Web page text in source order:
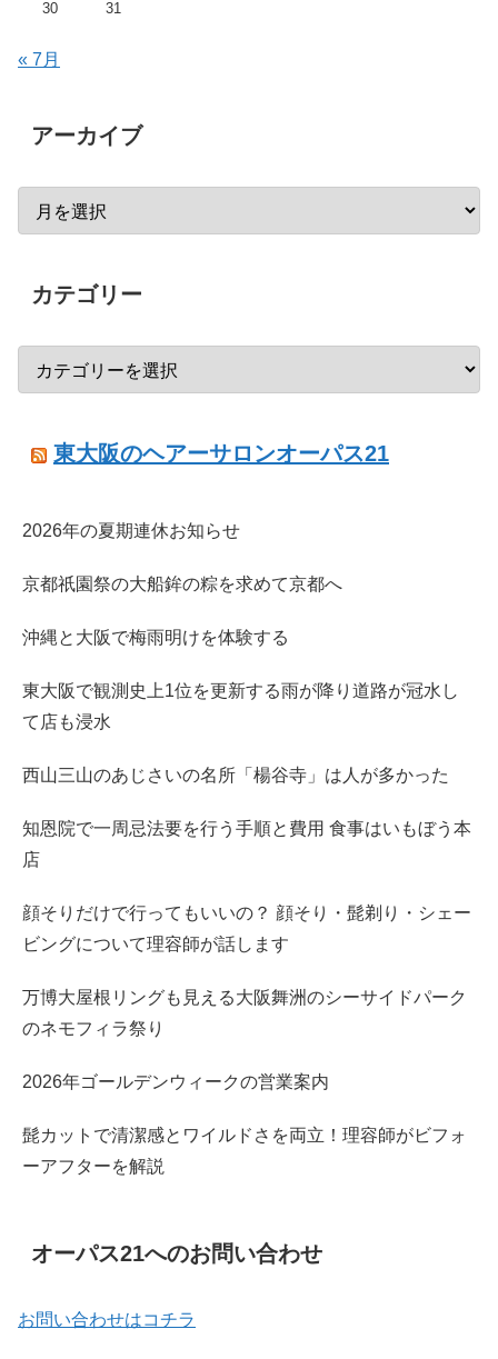
30
31
« 7月
アーカイブ
カテゴリー
東大阪のヘアーサロンオーパス21
2026年の夏期連休お知らせ
京都祇園祭の大船鉾の粽を求めて京都へ
沖縄と大阪で梅雨明けを体験する
東大阪で観測史上1位を更新する雨が降り道路が冠水し
て店も浸水
西山三山のあじさいの名所「楊谷寺」は人が多かった
知恩院で一周忌法要を行う手順と費用 食事はいもぼう本
店
顔そりだけで行ってもいいの？ 顔そり・髭剃り・シェー
ビングについて理容師が話します
万博大屋根リングも見える大阪舞洲のシーサイドパーク
のネモフィラ祭り
2026年ゴールデンウィークの営業案内
髭カットで清潔感とワイルドさを両立！理容師がビフォ
ーアフターを解説
オーパス21へのお問い合わせ
お問い合わせはコチラ